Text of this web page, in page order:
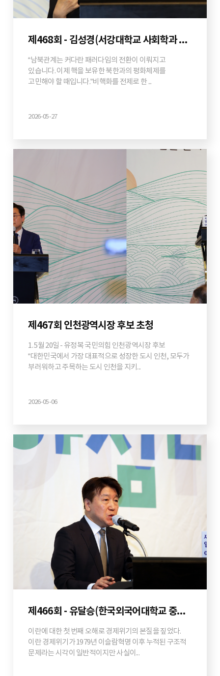
제468회 - 김성경(서강대학교 사회학과 부교수, 통일부정책자문위원)
“남북관계는 커다란 패러다임의 전환이 이뤄지고
있습니다. 이제 핵을 보유한 북한과의 평화체제를
고민해야 할 때입니다.”비핵화를 전제로 한 ...
2026-05-27
제467회 인천광역시장 후보 초청
1. 5월 20일 - 유정복 국민의힘 인천광역시장 후보
“대한민국에서 가장 대표적으로 성장한 도시 인천, 모두가
부러워하고 주목하는 도시 인천을 지키...
2026-05-06
제466회 - 유달승(한국외국어대학교 중동연구소장)
이란에 대한 첫 번째 오해로 경제위기의 본질을 짚었다.
이란 경제위기가 1979년 이슬람혁명 이후 누적된 구조적
문제라는 시각이 일반적이지만 사실이...